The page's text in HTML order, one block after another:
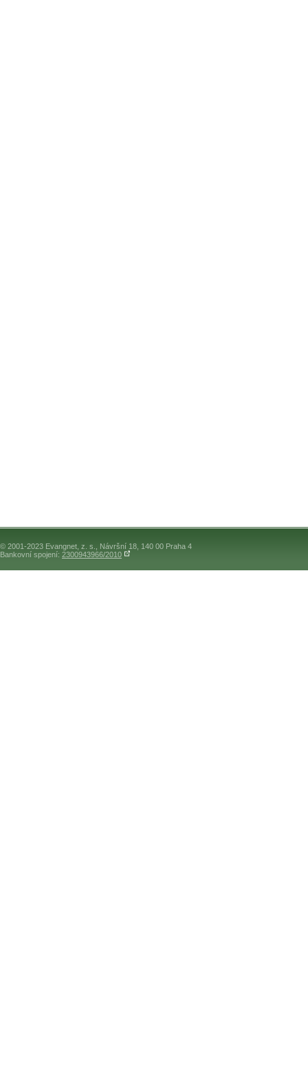
© 2001-2023 Evangnet, z. s., Návršní 18, 140 00 Praha 4
Bankovní spojení: 2300943966/2010